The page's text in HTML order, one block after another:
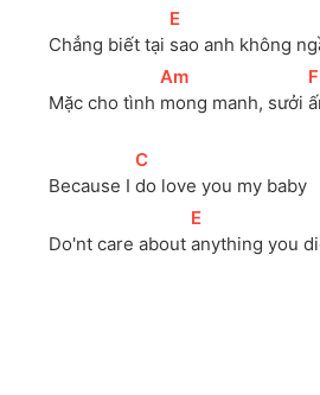
Chẳng biết tại
[E
sao anh không
Mặc cho tình
[
Am
mong manh, sưởi
[F
Because I
[
C
do love you my baby
Do'nt care about
[E
anything you